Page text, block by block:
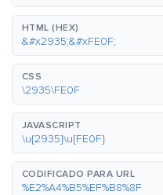
HTML (HEX)
&#x2935;&#xFE0F;
CSS
\2935\FE0F
JAVASCRIPT
\u{2935}\u{FE0F}
CODIFICADO PARA URL
%E2%A4%B5%EF%B8%8F